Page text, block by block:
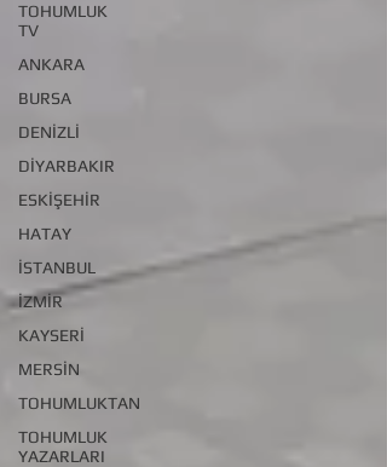
TOHUMLUK
TV
ANKARA
BURSA
DENİZLİ
DİYARBAKIR
ESKİŞEHİR
HATAY
İSTANBUL
İZMİR
KAYSERİ
MERSİN
TOHUMLUKTAN
TOHUMLUK
YAZARLARI